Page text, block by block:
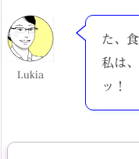
Lukia
た、
私は
ッ！